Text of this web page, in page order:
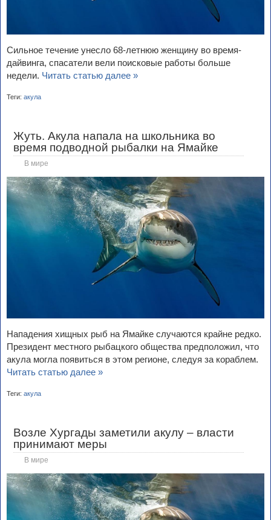
Сильное течение унесло 68-летнюю женщину во время-
дайвинга, спасатели вели поисковые работы больше
недели. Читать статью далее »
Теги: акула
Жуть. Акула напала на школьника во
время подводной рыбалки на Ямайке
В мире
Нападения хищных рыб на Ямайке случаются крайне редко.
Президент местного рыбацкого общества предположил, что
акула могла появиться в этом регионе, следуя за кораблем.
Читать статью далее »
Теги: акула
Возле Хургады заметили акулу – власти
принимают меры
В мире